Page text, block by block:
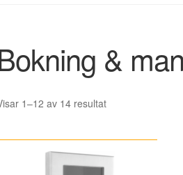
&
1–12 av 14 resultatSortera